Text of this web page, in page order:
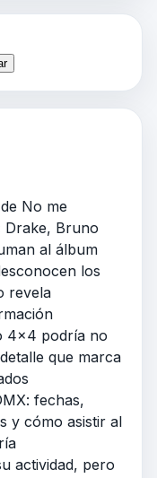
No me
Drake, Bruno
al álbum
los
revela
4×4 podría no
que marca
fechas,
y cómo asistir al
actividad, pero